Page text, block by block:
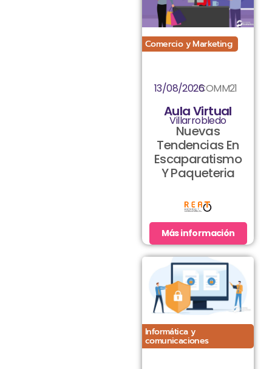
Comercio y Marketing
COMM21
13/08/2026
Aula Virtual
Villarrobledo
Nuevas
Tendencias En
Escaparatismo
Y Paqueteria
Más información
Informática y
comunicaciones